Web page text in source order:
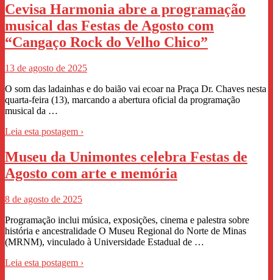
Cevisa Harmonia abre a programação
musical das Festas de Agosto com
“Cangaço Rock do Velho Chico”
13 de agosto de 2025
O som das ladainhas e do baião vai ecoar na Praça Dr. Chaves nesta
quarta-feira (13), marcando a abertura oficial da programação
musical da …
Leia esta postagem ›
Museu da Unimontes celebra Festas de
Agosto com arte e memória
8 de agosto de 2025
Programação inclui música, exposições, cinema e palestra sobre
história e ancestralidade O Museu Regional do Norte de Minas
(MRNM), vinculado à Universidade Estadual de …
Leia esta postagem ›